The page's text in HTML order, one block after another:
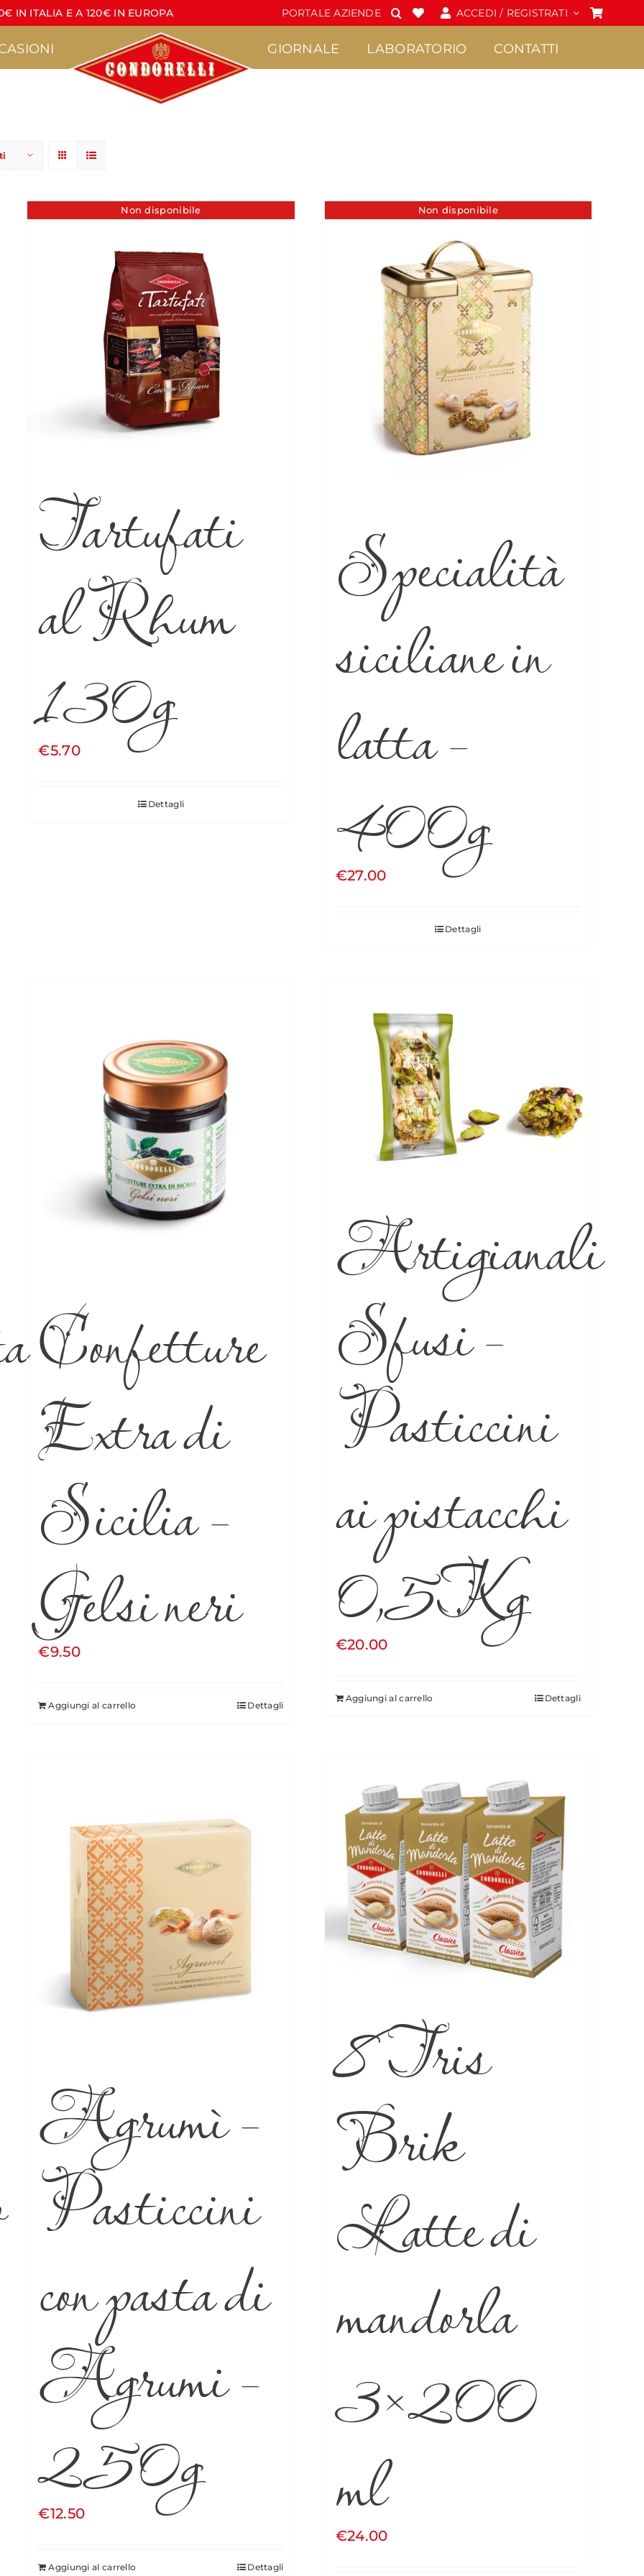
IN ITALIA E A 120€ IN EUROPA PORTALE AZIENDE ACCEDI / REGISTRATI
• Croccante
• Lettere di Torrone
non ricoperte
Stecche di Torrone
• Agrumì
• Lapilli
•
• Croccantini
Nocciola
• Marzapane
• Confetture Extra di
Sicilia
Marmellate di Sicilia
• Praline
•
• Tavolette di
cioccolato
GIORNALE LABORATORIO CONTATTI
Non disponibile
Tartufati
al Rhum
130g
€5.70
Dettagli
Non disponibile
Specialità
siciliane in
latta –
400g
€27.00
Dettagli
Confetture
Extra di
Sicilia –
Gelsi neri
€9.50
Aggiungi al carrello Dettagli
Artigianali
Sfusi –
Pasticcini
ai pistacchi
0,5Kg
€20.00
Aggiungi al carrello Dettagli
Agrumì –
Pasticcini
con pasta di
Agrumi –
250g
€12.50
Aggiungi al carrello Dettagli
8 Tris
Brik
Latte di
mandorla
3×200
ml
€24.00